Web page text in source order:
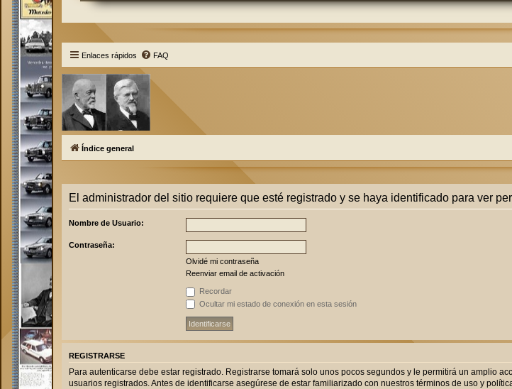
Enlaces rápidos FAQ
Índice general
El administrador del sitio requiere que esté registrado y se haya identificado para ver
Nombre de Usuario:
Contraseña:
Olvidé mi contraseña
Reenviar email de activación
Recordar
Ocultar mi estado de conexión en esta sesión
REGISTRARSE
Para autenticarse debe estar registrado. Registrarse tomará solo unos pocos segundos y le permitirá un amplio
usuarios registrados. Antes de identificarse asegúrese de estar familiarizado con nuestros términos de uso y